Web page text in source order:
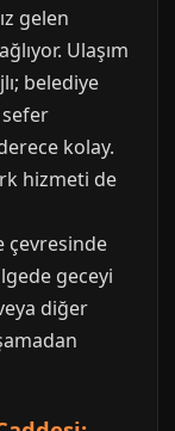
gelen
Ulaşım
belediye
kolay.
hizmeti de
çevresinde
geceyi
diğer